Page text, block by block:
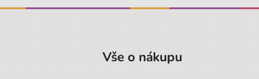
Vše o nákupu